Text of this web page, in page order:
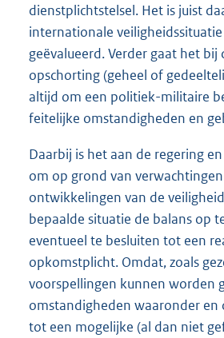
dienstplichtstelsel. Het is juist
internationale
geëvalueerd. Verder gaat het bij
opschorting (geheel of
altijd om een politiek-militaire
feitelijke omstandigheden en
Daarbij is het aan de regering
om op grond van
ontwikkelingen van de
bepaalde situatie de balans op
eventueel te besluiten tot een
opkomstplicht. Omdat, zoals
voorspellingen kunnen worden
omstandigheden waaronder en
tot een mogelijke (al dan niet